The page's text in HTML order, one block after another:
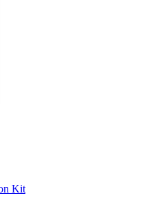
Kit